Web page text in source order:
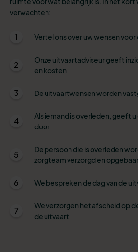
verwachten:
1 Vertel ons over uw wensen voor
2
Onze uitvaartadviseur geeft
en kosten
3 De uitvaartwensen worden
4
Als iemand is overleden, geeft u
door
5
De persoon die is overleden
zorgteam verzorgd en
6 We bespreken de dag van de
7
We verzorgen het afscheid op
de uitvaart